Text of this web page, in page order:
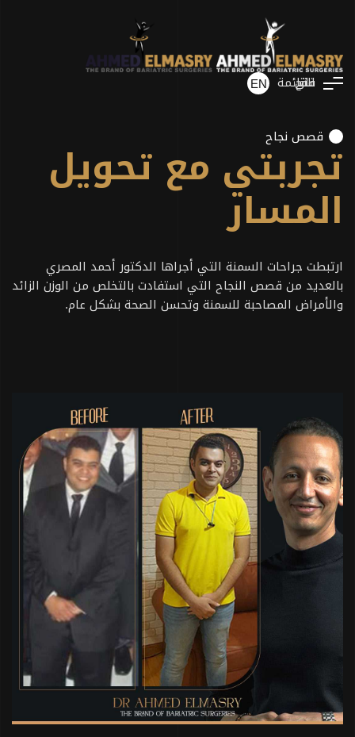
القائمة
فتح
غلق EN
قصص نجاح
تجربتي مع تحويل
المسار
ارتبطت جراحات السمنة التي أجراها الدكتور أحمد المصري
بالعديد من قصص النجاح التي استفادت بالتخلص من الوزن الزائد
والأمراض المصاحبة للسمنة وتحسن الصحة بشكل عام.